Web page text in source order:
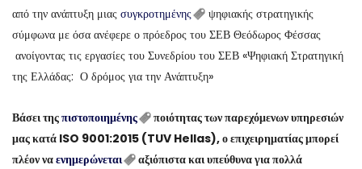
από την ανάπτυξη μιας συγκροτημένης
ψηφιακής στρατηγικής
σύμφωνα με όσα ανέφερε ο πρόεδρος του ΣΕΒ Θεόδωρος Φέσσας
ανοίγοντας τις εργασίες του Συνεδρίου του ΣΕΒ «Ψηφιακή Στρατηγική
της Ελλάδας: Ο δρόμος για την Ανάπτυξη»
Βάσει τηςπιστοποιημένης
ποιότητας των παρεχόμενων υπηρεσιών
μας κατά ISO 9001:2015 (TUV Hellas), ο επιχειρηματίας μπορεί
πλέον ναενημερώνεται
αξιόπιστα και υπεύθυνα για πολλά